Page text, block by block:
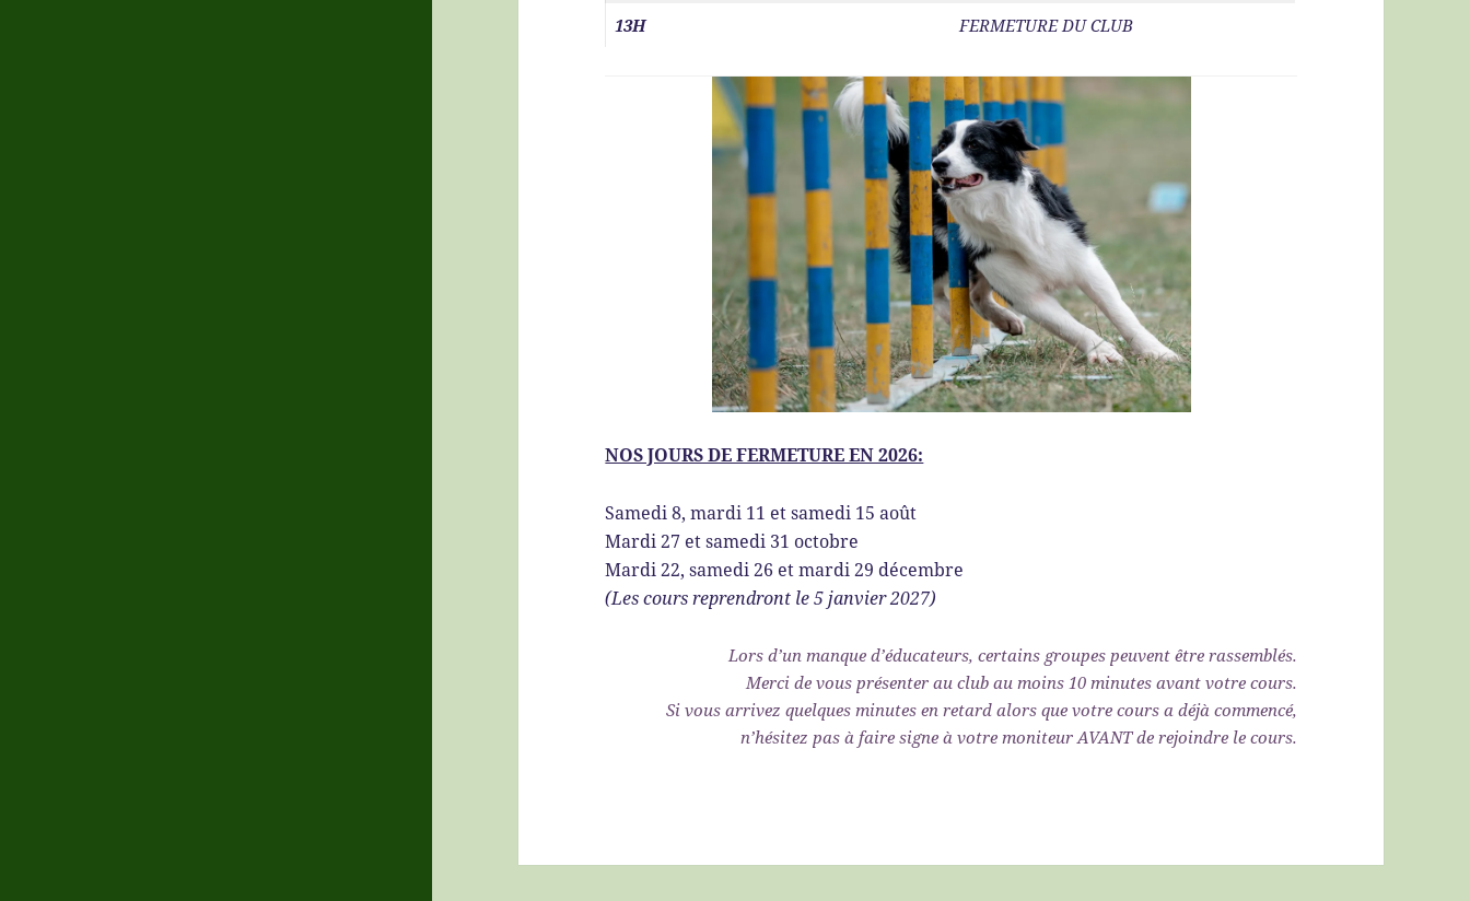
13H
FERMETURE DU CLUB
NOS JOURS DE FERMETURE EN 2026:
Samedi 8, mardi 11 et samedi 15 août
Mardi 27 et samedi 31 octobre
Mardi 22, samedi 26 et mardi 29 décembre
(Les cours reprendront le 5 janvier 2027)
Lors d’un manque d’éducateurs, certains groupes peuvent être rassemblés.
Merci de vous présenter au club au moins 10 minutes avant votre cours.
Si vous arrivez quelques minutes en retard alors que votre cours a déjà commencé,
n’hésitez pas à faire signe à votre moniteur AVANT de rejoindre le cours.